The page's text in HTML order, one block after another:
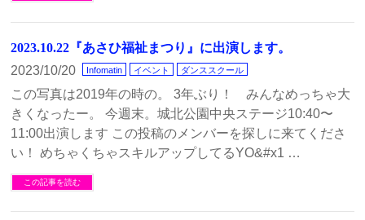
2023.10.22『あさひ福祉まつり』に出演します。
2023/10/20
Infomatin イベント ダンススクール
この写真は2019年の時の。 3年ぶり！ みんなめっちゃ大
きくなったー。 今週末。城北公園中央ステージ10:40〜
11:00出演します この投稿のメンバーを探しに来てくださ
い！ めちゃくちゃスキルアップしてるYO&#x1 …
この記事を読む